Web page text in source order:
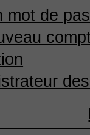
mot de